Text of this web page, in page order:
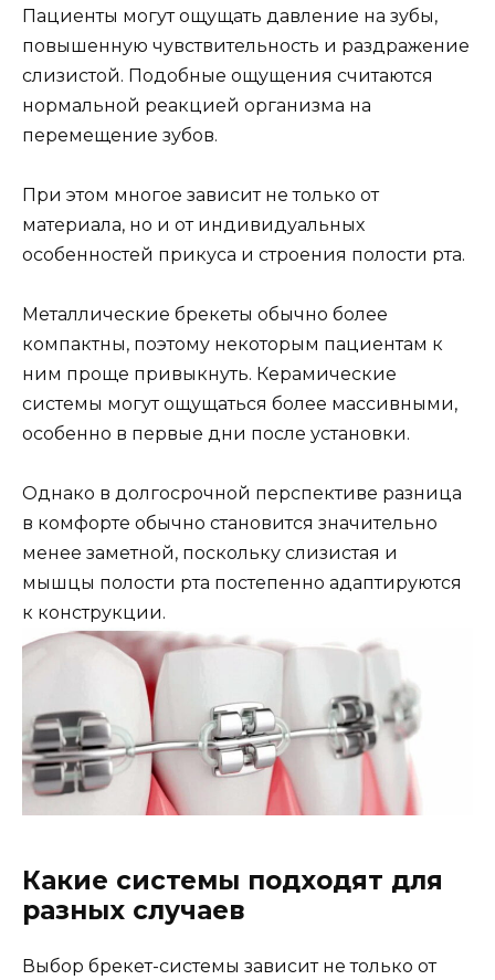
Пациенты могут ощущать давление на зубы,
повышенную чувствительность и раздражение
слизистой. Подобные ощущения считаются
нормальной реакцией организма на
перемещение зубов.
При этом многое зависит не только от
материала, но и от индивидуальных
особенностей прикуса и строения полости рта.
Металлические брекеты обычно более
компактны, поэтому некоторым пациентам к
ним проще привыкнуть. Керамические
системы могут ощущаться более массивными,
особенно в первые дни после установки.
Однако в долгосрочной перспективе разница
в комфорте обычно становится значительно
менее заметной, поскольку слизистая и
мышцы полости рта постепенно адаптируются
к конструкции.
Какие системы подходят для
разных случаев
Выбор брекет-системы зависит не только от